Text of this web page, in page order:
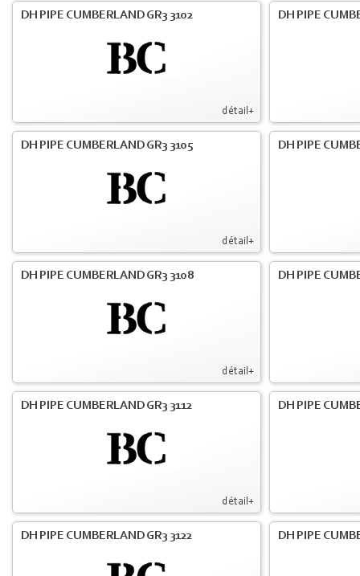
détail+
DH PIPE CUMBERLAND GR3 3102 DH PIPE
détail+
DH PIPE CUMBERLAND GR3 3105 DH PIPE
détail+
DH PIPE CUMBERLAND GR3 3108 DH PIPE
détail+
DH PIPE CUMBERLAND GR3 3112 DH PIPE
DH PIPE CUMBERLAND GR3 3122 DH PIPE